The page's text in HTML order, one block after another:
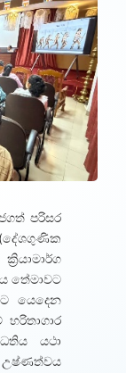
පරිසර
(දේශගුණික
තේමාවට
යෙදෙන
යථා